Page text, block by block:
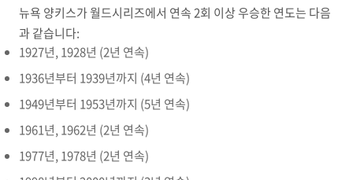
뉴욕 양키스가 월드시리즈에서 연속 2회 이상 우승한 연도는 다음
과 같습니다:
1927년, 1928년 (2년 연속)
1936년부터 1939년까지 (4년 연속)
1949년부터 1953년까지 (5년 연속)
1961년, 1962년 (2년 연속)
1977년, 1978년 (2년 연속)